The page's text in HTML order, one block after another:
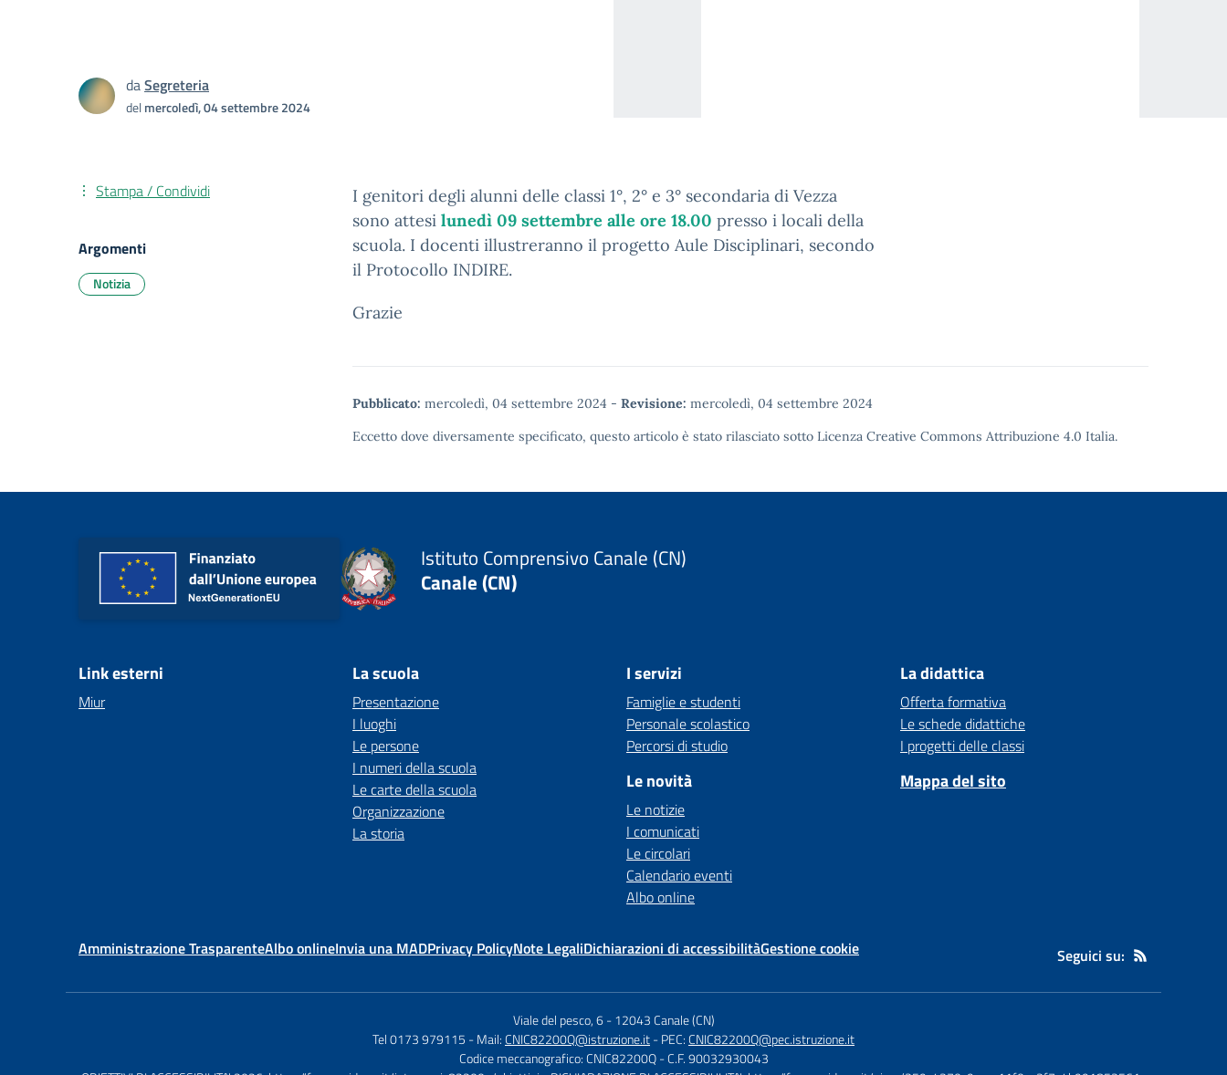
daSegreteria
delmercoledì, 04 settembre 2024
I genitori degli alunni delle classi 1°, 2° e 3° secondaria di Vezza
sono attesi lunedì 09 settembre alle ore 18.00 presso i locali della
scuola. I docenti illustreranno il progetto Aule Disciplinari, secondo
il Protocollo INDIRE.
Grazie
Pubblicato: mercoledì, 04 settembre 2024 - Revisione: mercoledì, 04 settembre 2024
Eccetto dove diversamente specificato, questo articolo è stato rilasciato sotto Licenza Creative Commons Attribuzione 4.0 Italia.
Stampa / Condividi
Argomenti
Notizia
Istituto Comprensivo Canale (CN)
Canale (CN)
Link esterni
Miur
La scuola
Presentazione
I luoghi
Le persone
I numeri della scuola
Le carte della scuola
Organizzazione
La storia
I servizi
Famiglie e studenti
Personale scolastico
Percorsi di studio
Le novità
Le notizie
I comunicati
Le circolari
Calendario eventi
Albo online
La didattica
Offerta formativa
Le schede didattiche
I progetti delle classi
Mappa del sito
Amministrazione TrasparenteAlbo onlineInvia una MADPrivacy PolicyNote LegaliDichiarazioni di accessibilitàGestione cookie Seguici su:
Viale del pesco, 6 -12043 Canale (CN)
Tel 0173 979115 - Mail:CNIC82200Q@istruzione.it- PEC:CNIC82200Q@pec.istruzione.it
Codice meccanografico: CNIC82200Q - C.F. 90032930043